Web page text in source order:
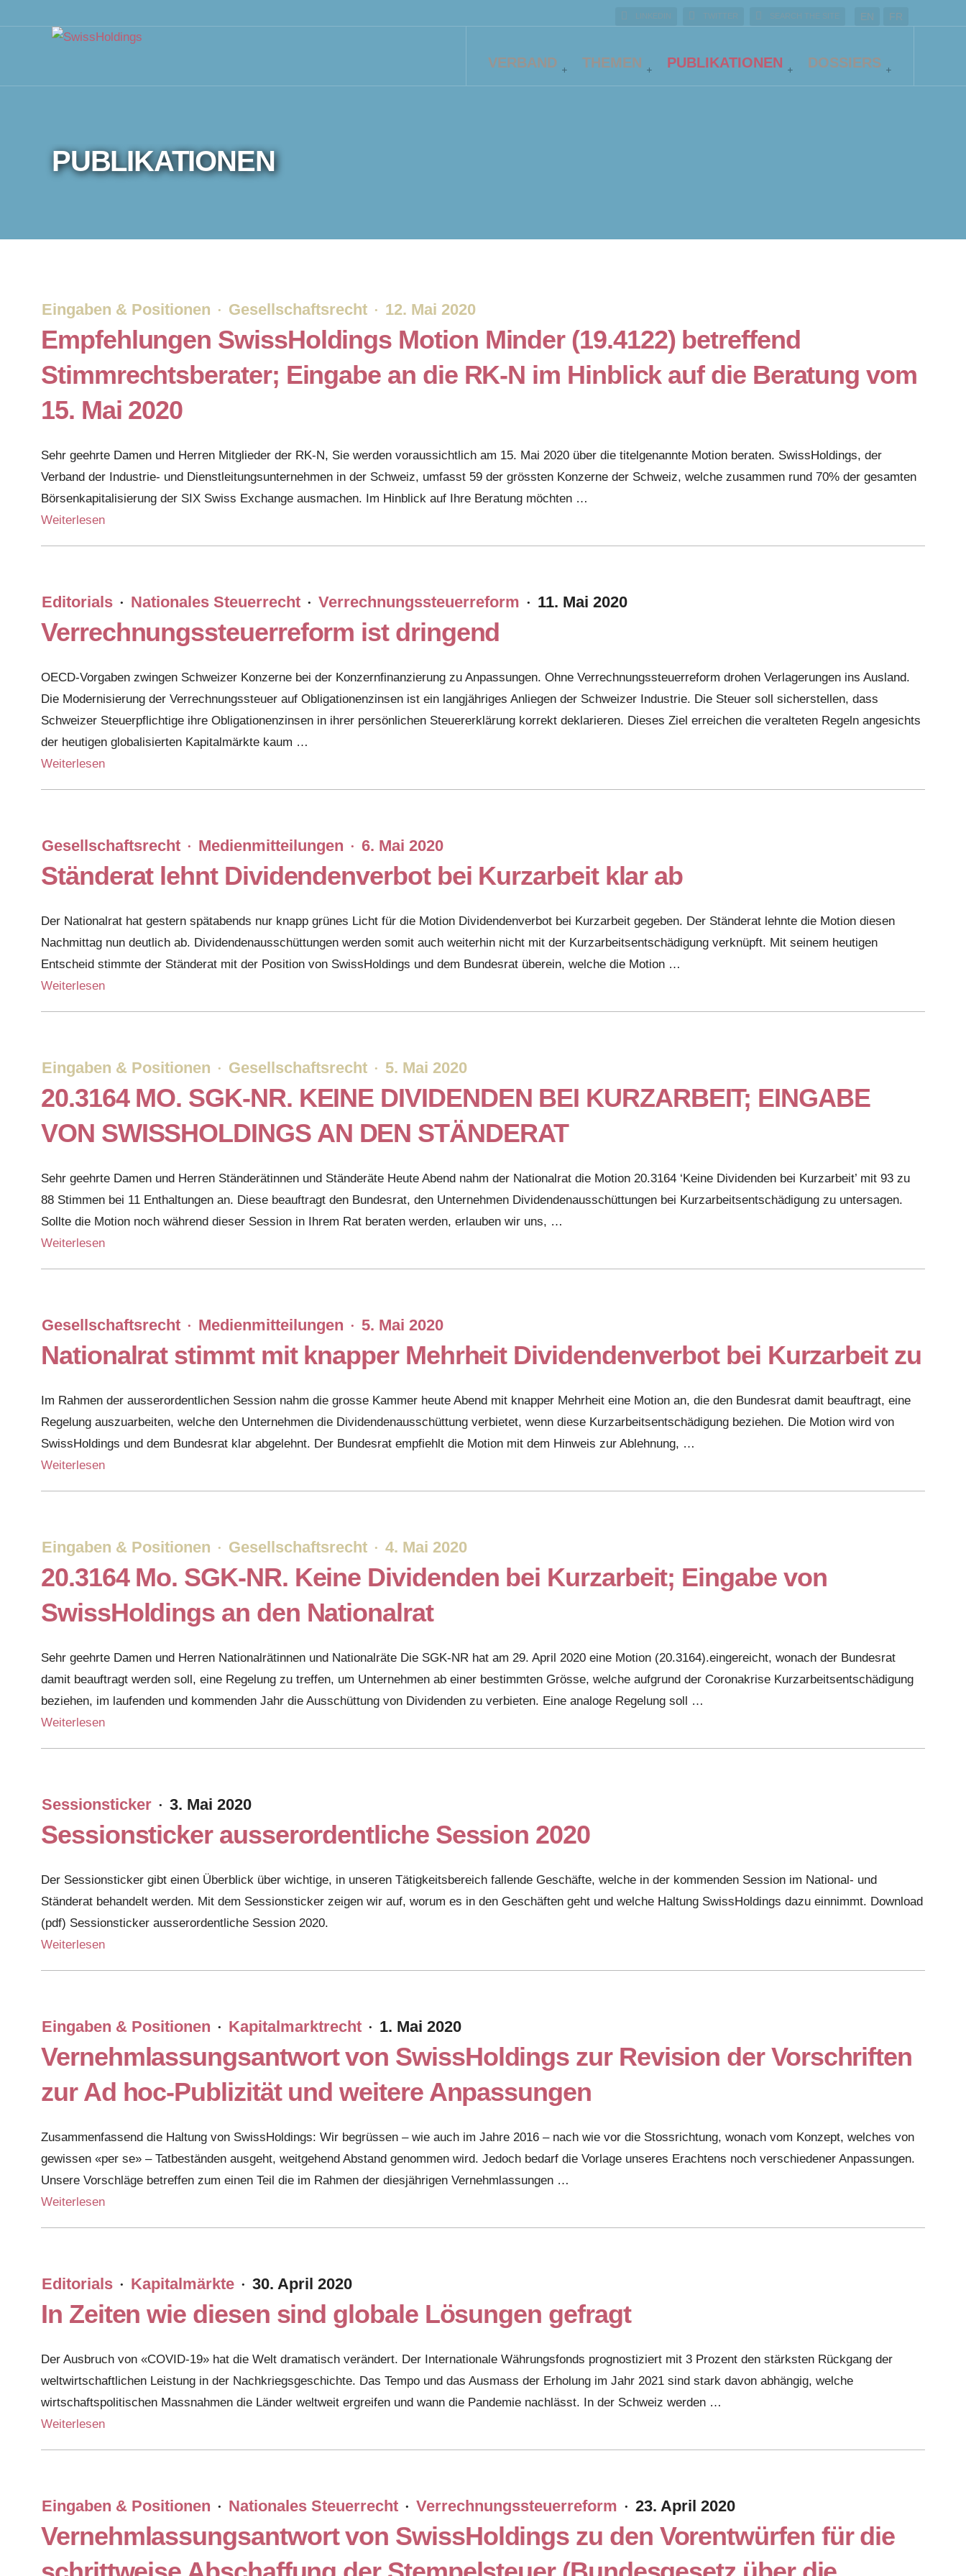
EN FR
SEARCH THE SITE
TWITTER
LINKEDIN
VERBAND THEMEN PUBLIKATIONEN DOSSIERS
PUBLIKATIONEN
Eingaben & Positionen · Gesellschaftsrecht · 12. Mai 2020
Empfehlungen SwissHoldings Motion Minder (19.4122) betreffend
Stimmrechtsberater; Eingabe an die RK-N im Hinblick auf die Beratung vom
15. Mai 2020
Sehr geehrte Damen und Herren Mitglieder der RK-N, Sie werden voraussichtlich am 15. Mai 2020 über die titelgenannte Motion beraten. SwissHoldings, der
Verband der Industrie- und Dienstleitungsunternehmen in der Schweiz, umfasst 59 der grössten Konzerne der Schweiz, welche zusammen rund 70% der gesamten
Börsenkapitalisierung der SIX Swiss Exchange ausmachen. Im Hinblick auf Ihre Beratung möchten …
Weiterlesen
Editorials · Nationales Steuerrecht · Verrechnungssteuerreform · 11. Mai 2020
Verrechnungssteuerreform ist dringend
OECD-Vorgaben zwingen Schweizer Konzerne bei der Konzernfinanzierung zu Anpassungen. Ohne Verrechnungssteuerreform drohen Verlagerungen ins Ausland.
Die Modernisierung der Verrechnungssteuer auf Obligationenzinsen ist ein langjähriges Anliegen der Schweizer Industrie. Die Steuer soll sicherstellen, dass
Schweizer Steuerpflichtige ihre Obligationenzinsen in ihrer persönlichen Steuererklärung korrekt deklarieren. Dieses Ziel erreichen die veralteten Regeln angesichts
der heutigen globalisierten Kapitalmärkte kaum …
Weiterlesen
Gesellschaftsrecht · Medienmitteilungen · 6. Mai 2020
Ständerat lehnt Dividendenverbot bei Kurzarbeit klar ab
Der Nationalrat hat gestern spätabends nur knapp grünes Licht für die Motion Dividendenverbot bei Kurzarbeit gegeben. Der Ständerat lehnte die Motion diesen
Nachmittag nun deutlich ab. Dividendenausschüttungen werden somit auch weiterhin nicht mit der Kurzarbeitsentschädigung verknüpft. Mit seinem heutigen
Entscheid stimmte der Ständerat mit der Position von SwissHoldings und dem Bundesrat überein, welche die Motion …
Weiterlesen
Eingaben & Positionen · Gesellschaftsrecht · 5. Mai 2020
20.3164 MO. SGK-NR. KEINE DIVIDENDEN BEI KURZARBEIT; EINGABE
VON SWISSHOLDINGS AN DEN STÄNDERAT
Sehr geehrte Damen und Herren Ständerätinnen und Ständeräte Heute Abend nahm der Nationalrat die Motion 20.3164 ‘Keine Dividenden bei Kurzarbeit’ mit 93 zu
88 Stimmen bei 11 Enthaltungen an. Diese beauftragt den Bundesrat, den Unternehmen Dividendenausschüttungen bei Kurzarbeitsentschädigung zu untersagen.
Sollte die Motion noch während dieser Session in Ihrem Rat beraten werden, erlauben wir uns, …
Weiterlesen
Gesellschaftsrecht · Medienmitteilungen · 5. Mai 2020
Nationalrat stimmt mit knapper Mehrheit Dividendenverbot bei Kurzarbeit zu
Im Rahmen der ausserordentlichen Session nahm die grosse Kammer heute Abend mit knapper Mehrheit eine Motion an, die den Bundesrat damit beauftragt, eine
Regelung auszuarbeiten, welche den Unternehmen die Dividendenausschüttung verbietet, wenn diese Kurzarbeitsentschädigung beziehen. Die Motion wird von
SwissHoldings und dem Bundesrat klar abgelehnt. Der Bundesrat empfiehlt die Motion mit dem Hinweis zur Ablehnung, …
Weiterlesen
Eingaben & Positionen · Gesellschaftsrecht · 4. Mai 2020
20.3164 Mo. SGK-NR. Keine Dividenden bei Kurzarbeit; Eingabe von
SwissHoldings an den Nationalrat
Sehr geehrte Damen und Herren Nationalrätinnen und Nationalräte Die SGK-NR hat am 29. April 2020 eine Motion (20.3164).eingereicht, wonach der Bundesrat
damit beauftragt werden soll, eine Regelung zu treffen, um Unternehmen ab einer bestimmten Grösse, welche aufgrund der Coronakrise Kurzarbeitsentschädigung
beziehen, im laufenden und kommenden Jahr die Ausschüttung von Dividenden zu verbieten. Eine analoge Regelung soll …
Weiterlesen
Sessionsticker · 3. Mai 2020
Sessionsticker ausserordentliche Session 2020
Der Sessionsticker gibt einen Überblick über wichtige, in unseren Tätigkeitsbereich fallende Geschäfte, welche in der kommenden Session im National- und
Ständerat behandelt werden. Mit dem Sessionsticker zeigen wir auf, worum es in den Geschäften geht und welche Haltung SwissHoldings dazu einnimmt. Download
(pdf) Sessionsticker ausserordentliche Session 2020.
Weiterlesen
Eingaben & Positionen · Kapitalmarktrecht · 1. Mai 2020
Vernehmlassungsantwort von SwissHoldings zur Revision der Vorschriften
zur Ad hoc-Publizität und weitere Anpassungen
Zusammenfassend die Haltung von SwissHoldings: Wir begrüssen – wie auch im Jahre 2016 – nach wie vor die Stossrichtung, wonach vom Konzept, welches von
gewissen «per se» – Tatbeständen ausgeht, weitgehend Abstand genommen wird. Jedoch bedarf die Vorlage unseres Erachtens noch verschiedener Anpassungen.
Unsere Vorschläge betreffen zum einen Teil die im Rahmen der diesjährigen Vernehmlassungen …
Weiterlesen
Editorials · Kapitalmärkte · 30. April 2020
In Zeiten wie diesen sind globale Lösungen gefragt
Der Ausbruch von «COVID-19» hat die Welt dramatisch verändert. Der Internationale Währungsfonds prognostiziert mit 3 Prozent den stärksten Rückgang der
weltwirtschaftlichen Leistung in der Nachkriegsgeschichte. Das Tempo und das Ausmass der Erholung im Jahr 2021 sind stark davon abhängig, welche
wirtschaftspolitischen Massnahmen die Länder weltweit ergreifen und wann die Pandemie nachlässt. In der Schweiz werden …
Weiterlesen
Eingaben & Positionen · Nationales Steuerrecht · Verrechnungssteuerreform · 23. April 2020
Vernehmlassungsantwort von SwissHoldings zu den Vorentwürfen für die